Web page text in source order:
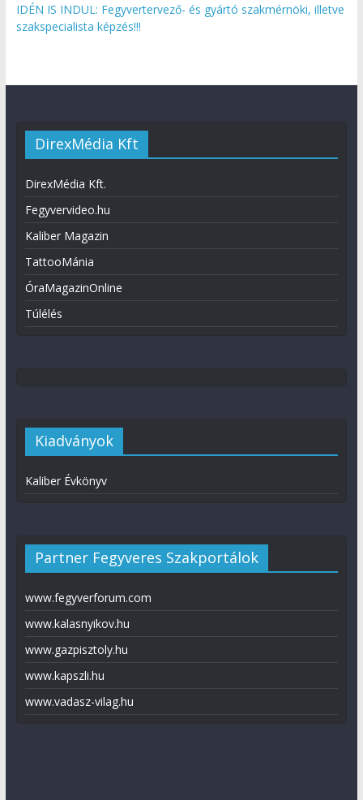
IDÉN IS INDUL: Fegyvertervező- és gyártó szakmérnöki, illetve
szakspecialista képzés!!!
DirexMédia Kft
DirexMédia Kft.
Fegyvervideo.hu
Kaliber Magazin
TattooMánia
ÓraMagazinOnline
Túlélés
Kiadványok
Kaliber Évkönyv
Partner Fegyveres Szakportálok
www.fegyverforum.com
www.kalasnyikov.hu
www.gazpisztoly.hu
www.kapszli.hu
www.vadasz-vilag.hu